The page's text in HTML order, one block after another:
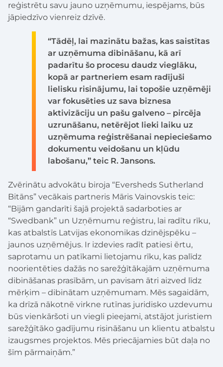
reģistrētu savu jauno uzņēmumu, iespējams, būs
jāpiedzīvo vienreiz dzīvē.
“Tādēļ, lai mazinātu bažas, kas saistītas
ar uzņēmuma dibināšanu, kā arī
padarītu šo procesu daudz vieglāku,
kopā ar partneriem esam radījuši
lielisku risinājumu, lai topošie uzņēmēji
var fokusēties uz sava biznesa
aktivizāciju un pašu galveno – pircēja
uzrunāšanu, netērējot lieki laiku uz
uzņēmuma reģistrēšanai nepieciešamo
dokumentu veidošanu un kļūdu
labošanu,” teic R. Jansons.
Zvērinātu advokātu biroja “Eversheds Sutherland
Bitāns” vecākais partneris Māris Vainovskis teic:
“Bijām gandarīti šajā projektā sadarboties ar
“Swedbank” un Uzņēmumu reģistru, lai radītu rīku,
kas atbalstīs Latvijas ekonomikas dzinējspēku –
jaunos uzņēmējus. Ir izdevies radīt patiesi ērtu,
saprotamu un patīkami lietojamu rīku, kas palīdz
noorientēties dažās no sarežģītākajām uzņēmuma
dibināšanas prasībām, un pavisam ātri aizved līdz
mērķim – dibinātam uzņēmumam. Mēs sagaidām,
ka drīzā nākotnē virkne rutīnas juridisko uzdevumu
būs vienkāršoti un viegli pieejami, atstājot juristiem
sarežģītāko gadījumu risināšanu un klientu atbalstu
izaugsmes projektos. Mēs priecājamies būt daļa no
šīm pārmaiņām.”